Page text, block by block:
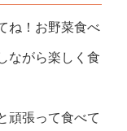
ね！お野菜食べ
ながら楽しく食
頑張って食べて